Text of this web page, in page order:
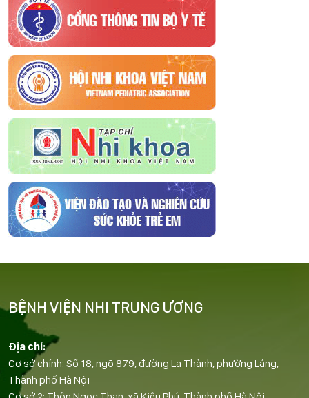
Địa chỉ:
Cơ sở chính: Số 18, ngõ 879, đường La Thành, phường Láng,
Thành phố Hà Nội
BỆNH VIỆN NHI TRUNG ƯƠNG